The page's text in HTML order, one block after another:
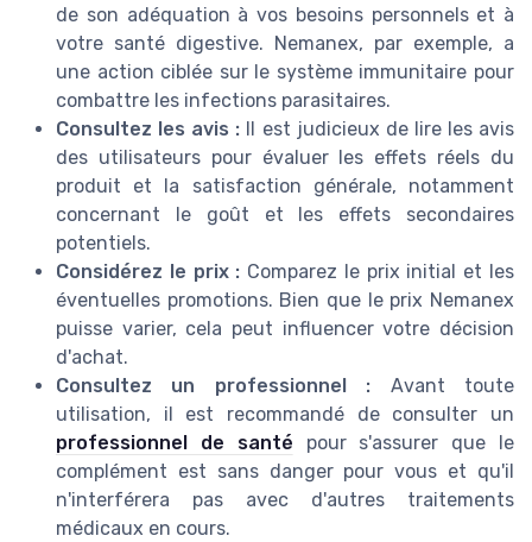
de son adéquation à vos besoins personnels et à
votre santé digestive. Nemanex, par exemple, a
une action ciblée sur le système immunitaire pour
combattre les infections parasitaires.
Consultez les avis : Il est judicieux de lire les avis
des utilisateurs pour évaluer les effets réels du
produit et la satisfaction générale, notamment
concernant le goût et les effets secondaires
potentiels.
Considérez le prix : Comparez le prix initial et les
éventuelles promotions. Bien que le prix Nemanex
puisse varier, cela peut influencer votre décision
d'achat.
Consultez un professionnel : Avant toute
utilisation, il est recommandé de consulter un
professionnel de santé pour s'assurer que le
complément est sans danger pour vous et qu'il
n'interférera pas avec d'autres traitements
médicaux en cours.